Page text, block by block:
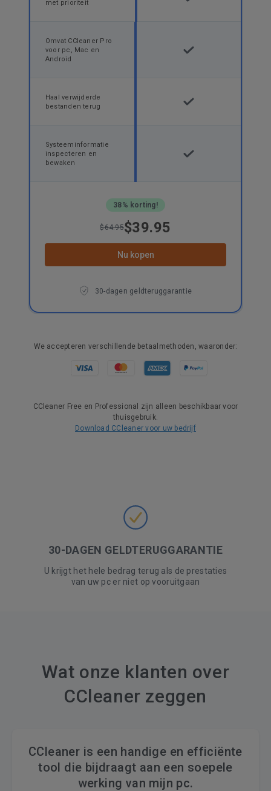
met prioriteit
Omvat CCleaner Pro
voor pc, Mac en
Android
Haal verwijderde
bestanden terug
Systeeminformatie
inspecteren en
bewaken
38% korting!
$64.95$39.95
Nu kopen
30-dagen geldteruggarantie
We accepteren verschillende betaalmethoden, waaronder:
CCleaner Free en Professional zijn alleen beschikbaar voor
thuisgebruik.
Download CCleaner voor uw bedrijf
30-DAGEN GELDTERUGGARANTIE
U krijgt het hele bedrag terug als de prestaties
van uw pc er niet op vooruitgaan
Wat onze klanten over
CCleaner zeggen
CCleaner is een handige en efficiënte
tool die bijdraagt aan een soepele
werking van mijn pc.